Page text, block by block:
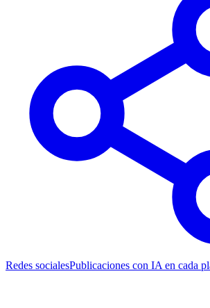
Redes socialesPublicaciones con IA en cada